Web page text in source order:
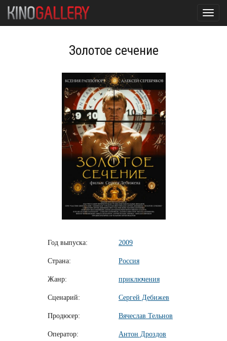
Золотое сечение
Год выпуска: 2009
Страна: Россия
Жанр: приключения
Сценарий: Сергей Дебижев
Продюсер: Вячеслав Тельнов
Оператор: Антон Дроздов